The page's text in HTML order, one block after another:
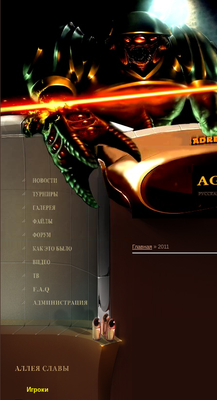
Игроки
Главная » 2011